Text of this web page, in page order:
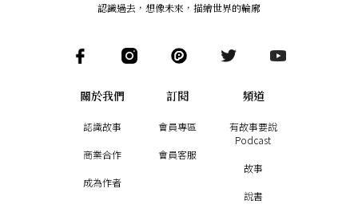
認識過去，想像未來 ， 描繪世界的輪廓
關於我們
認識故事
商業合作
成為作者
訂閱
會員專區
會員客服
頻道
有故事要說
Podcast
故事
說書